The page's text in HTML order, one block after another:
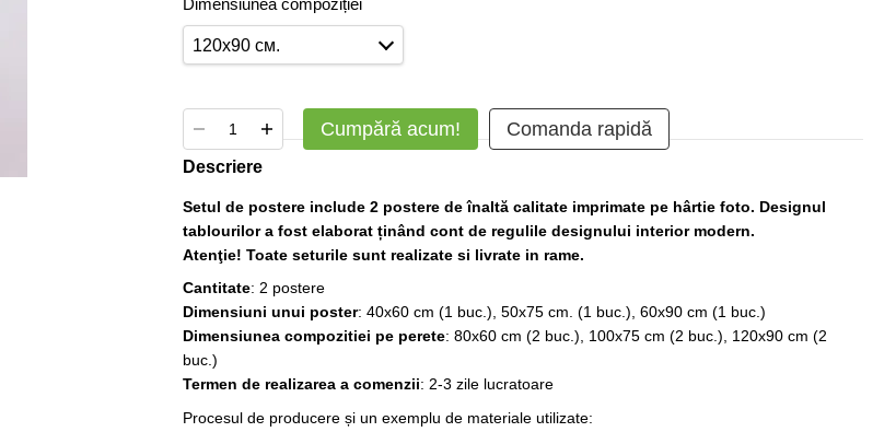
Dimensiunea compoziției
120х90 см.
Cumpără acum! Comanda rapidă
Descriere
Setul de postere include 2 postere de înaltă calitate imprimate pe hârtie foto. Designul
tablourilor a fost elaborat ținând cont de regulile designului interior modern.
Atenţie! Toate seturile sunt realizate si livrate in rame.
Cantitate: 2 postere
Dimensiuni unui poster: 40x60 cm (1 buc.), 50x75 cm. (1 buc.), 60x90 cm (1 buc.)
Dimensiunea compozitiei pe perete: 80х60 сm (2 buc.), 100х75 сm (2 buc.), 120х90 сm (2
buc.)
Termen de realizarea a comenzii: 2-3 zile lucratoare
Procesul de producere și un exemplu de materiale utilizate: